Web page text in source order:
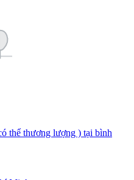
thể thương lượng ) tại bình